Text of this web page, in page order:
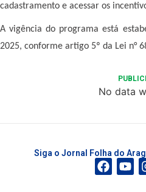
cadastramento e acessar os
A vigência do programa está
2025, conforme artigo 5º da Lei n°
No data
Siga o Jornal Folha do